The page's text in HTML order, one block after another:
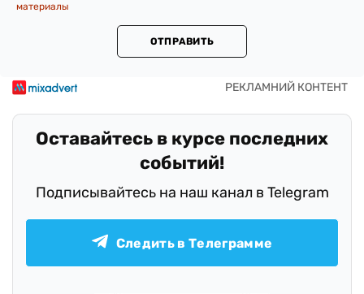
материалы
ОТПРАВИТЬ
Оставайтесь в курсе последних
событий!
Подписывайтесь на наш канал в Telegram
Следить в Телеграмме